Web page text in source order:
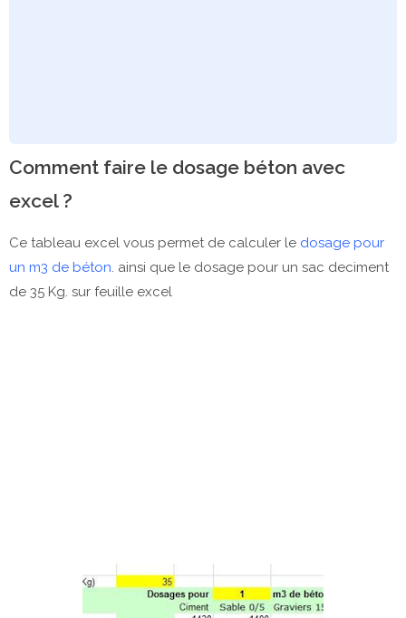
Comment faire le dosage béton avec
excel ?
Ce tableau excel vous permet de calculer le dosage pour
un m3 de béton. ainsi que le dosage pour un sac deciment
de 35 Kg. sur feuille excel